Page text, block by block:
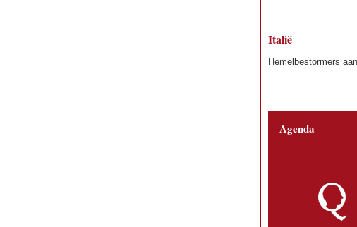
Italië
Hemelbestormers
Agenda